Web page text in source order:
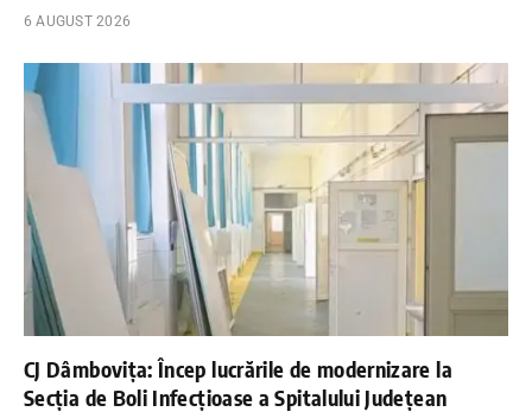
6 AUGUST 2026
CJ Dâmbovița: Încep lucrările de modernizare la
Secția de Boli Infecțioase a Spitalului Județean